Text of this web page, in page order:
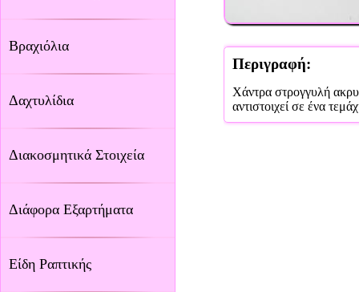
Βραχιόλια
Δαχτυλίδια
Διακοσμητικά Στοιχεία
Διάφορα Εξαρτήματα
Είδη Ραπτικής
Περιγραφή:
Χάντρα στρογγυλή
αντιστοιχεί σε ένα